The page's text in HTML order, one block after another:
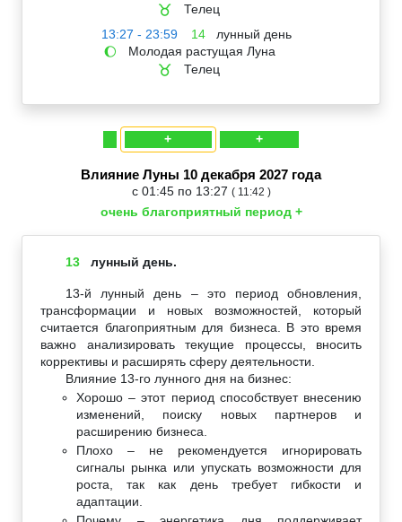
♉
Телец
13:27 - 23:59
14 лунный день
🌔 Молодая растущая Луна
♉ Телец
+ +
Влияние Луны 10 декабря 2027 года
с 01:45 по 13:27 ( 11:42 )
очень благоприятный период +
13 лунный день.
13-й лунный день – это период обновления,
трансформации и новых возможностей, который
считается благоприятным для бизнеса. В это время
важно анализировать текущие процессы, вносить
коррективы и расширять сферу деятельности.
Влияние 13-го лунного дня на бизнес:
Хорошо – этот период способствует внесению
изменений, поиску новых партнеров и
расширению бизнеса.
Плохо – не рекомендуется игнорировать
сигналы рынка или упускать возможности для
роста, так как день требует гибкости и
адаптации.